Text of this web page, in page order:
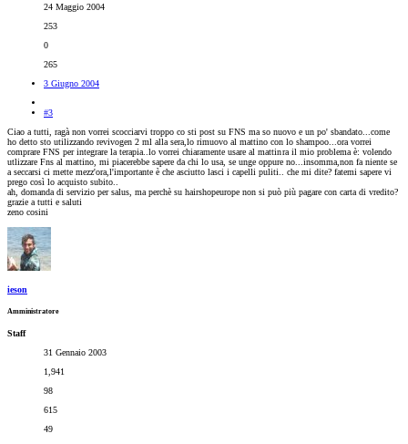
24 Maggio 2004
253
0
265
3 Giugno 2004
#3
Ciao a tutti, ragà non vorrei scocciarvi troppo co sti post su FNS ma so nuovo e un po' sbandato...come
ho detto sto utilizzando revivogen 2 ml alla sera,lo rimuovo al mattino con lo shampoo...ora vorrei
comprare FNS per integrare la terapia..lo vorrei chiaramente usare al mattinra il mio problema è: volendo
utlizzare Fns al mattino, mi piacerebbe sapere da chi lo usa, se unge oppure no...insomma,non fa niente se
a seccarsi ci mette mezz'ora,l'importante è che asciutto lasci i capelli puliti.. che mi dite? fatemi sapere vi
prego così lo acquisto subito..
ah, domanda di servizio per salus, ma perchè su hairshopeurope non si può più pagare con carta di vredito?
grazie a tutti e saluti
zeno cosini
ieson
Amministratore
Staff
31 Gennaio 2003
1,941
98
615
49